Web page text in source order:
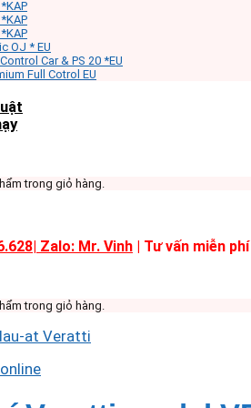
OJ * EU
Car & PS 20 *EU
Full Cotrol EU
trong giỏ hàng.
Zalo: Mr. Vinh | Tư vấn miễn
trong giỏ hàng.